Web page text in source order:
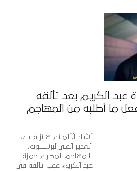
عبد الكريم بعد تألقه
ما أطلبه من المهاجم
أشاد الألماني هانز فليك،
المدير الفني لبرشلونة،
بالمهاجم المصري حمزة
عبد الكريم عقب تألقه في